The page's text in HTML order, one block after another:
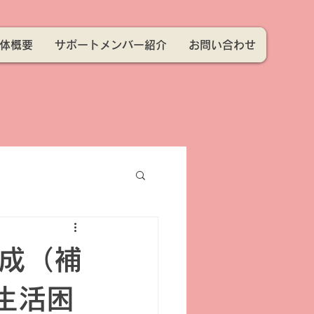
概要 サポートメンバー紹介 お問い合わせ
（補
活困